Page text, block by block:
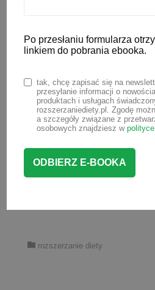
wielka przygoda, ale
bywa stresujący dla
maluchowi na
głowie czytając
często są ze sobą
stałych do diety
jednym miejscu
rozszerzanie diety
Po przesłaniu formularza
linkiem do pobrania ebooka.
tak, chcę zapisać się na
przesyłanie informacji o
produktach i usługach
rozszerzaniediety.pl. Zgodę
a szczegóły związane z
osobowych znajdziesz w